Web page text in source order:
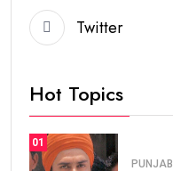
Twitter
Hot Topics
01
PUNJAB